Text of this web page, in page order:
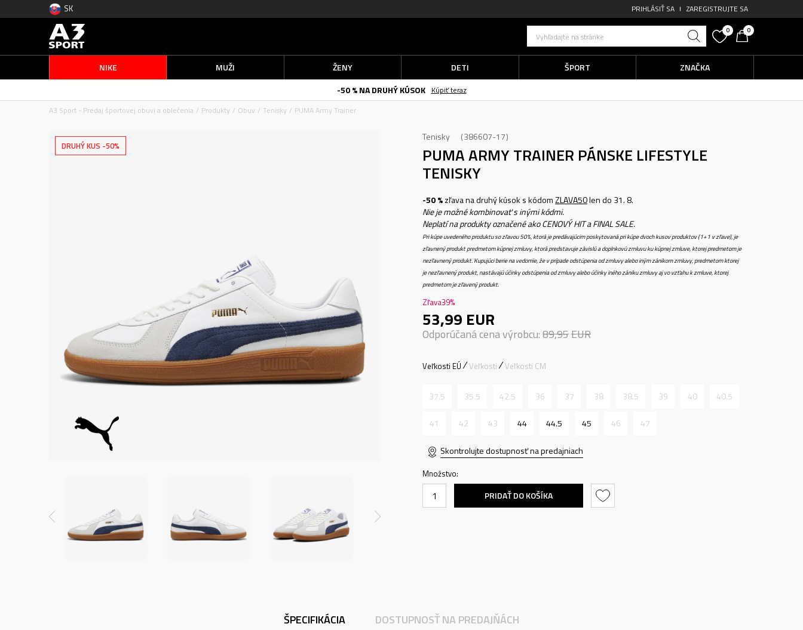
SK PRIHLÁSIŤ SA ZAREGISTRUJTE SA
Vyhľadajte na stránke
0 0
NIKE MUŽI ŽENY DETI ŠPORT
ZNAČKA
-50 % NA DRUHÝ KÚSOK
Kúpiť teraz
A3 Sport - Predaj športovej obuvi a oblečenia
Produkty Obuv Tenisky PUMA Army Trainer
DRUHÝ KUS -50%
Tenisky 386607-17
PUMA ARMY TRAINER PÁNSKE LIFESTYLE
TENISKY
-50 %zľava na druhý kúsok s kódomZLAVA50len do 31. 8.
Nie je možné kombinovať s inými kódmi.
Neplatí na produkty označené ako CENOVÝ HIT a FINAL SALE.
Pri kúpe uvedeného produktu so zľavou 50%, ktorá je predávajúcim poskytovaná pri kúpe dvoch kusov produktov (1+1 v zľave), je
zľavnený produkt predmetom kúpnej zmluvy, ktorá predstavuje závislú a doplnkovú zmluvu ku kúpnej zmluve, ktorej predmetom je
nezľavnený produkt. Kupujúci berie na vedomie, že v prípade odstúpenia od zmluvy alebo iným zánikom zmluvy, predmetom ktorej
je nezľavnený produkt, nastávajú účinky odstúpenia od zmluvy alebo účinky iného zániku zmluvy aj vo vzťahu k zmluve, ktorej
predmetom je zľavený produkt.
Zľava39%
53,99 EUR
Odporúčaná cena výrobcu:89,95EUR
Veľkosti EÚ Veľkosti Veľkosti CM
37.5 35.5 42.5 36 37 38 38.5 39 40 40.5
41 42 43 44 44.5 45 46 47
Skontrolujte dostupnosť na predajniach
Množstvo:
PRIDAŤ DO KOŠÍKA
ŠPECIFIKÁCIA DOSTUPNOSŤ NA PREDAJŇÁCH